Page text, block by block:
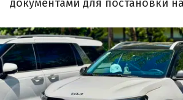
документами для постановки